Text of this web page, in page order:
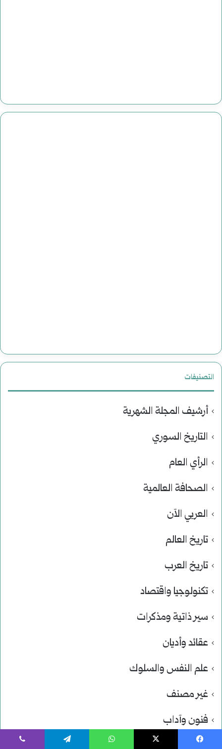
التصنيفات
أرشيف المجلة الشهرية
التاريخ السوري
الرأي العام
الصحافة العالمية
العربي الآن
تاريخ العالم
تاريخ العرب
تكنولوجيا واقتصاد
سير ذاتية ومذكرات
عقائد وأديان
علم النفس والسلوك
غير مصنف
فنون وآداب